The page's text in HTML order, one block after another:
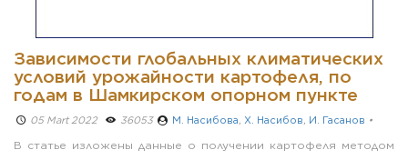
Зависимости глобальных климатических
условий урожайности картофеля, по
годам в Шамкирском опорном пункте
05 Mart 2022 ­ 36053 M. Насибова,Х. Насибов, И. Гасанов •
В статье изложены данные о получении картофеля методом